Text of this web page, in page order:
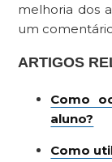
melhoria dos
um
ARTIGOS
Como
aluno?
Como